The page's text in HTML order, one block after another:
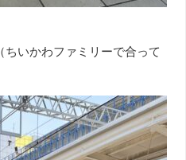
いかわファミリーで合って